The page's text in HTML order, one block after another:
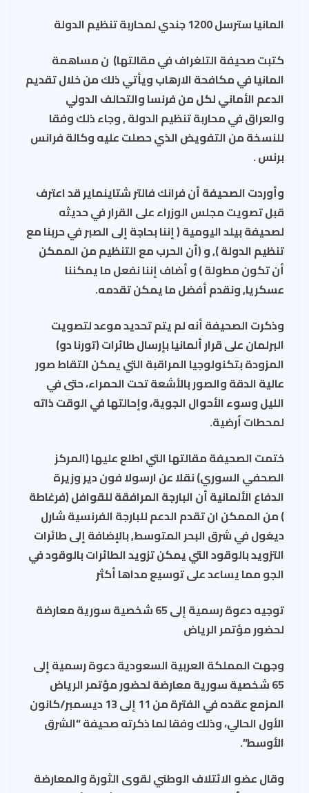
المانيا سترسل 1200 جندي لمحاربة تنظيم الدولة
كتبت صحيفة التلغراف في مقالتها) ن مساهمة
المانيا في مكافحة الارهاب ويأتي ذلك من خلال تقديم
الدعم الأماني لكل من فرنسا والتحالف الدولي
والعراق في محاربة تنظيم الدولة , وجاء ذلك وفقا
للنسخة من التفويض الذي حصلت عليه وكالة فرانس
برنس .
وأوردت الصحيفة أن فرانك فالتر شتاينماير قد اعترف
قبل تصويت مجلس الوزراء على القرار في حديثه
لصحيفة بيلد اليومية ( إننا بحاجة إلى الصبر في حربنا مع
تنظيم الدولة ), و (أن الحرب مع التنظيم من الممكن
أن تكون مطولة ) و أضاف إننا نفعل ما يمكننا
عسكريا, ونقدم أفضل ما يمكن تقدمه.
وذكرت الصحيفة أنه لم يتم تحديد موعد لتصويت
البرلمان على قرار ألمانيا بإرسال طائرات (تورنا دو)
المزودة بتكنولوجيا المراقبة التي يمكن التقاط صور
عالية الدقة والصور بالأشعة تحت الحمراء، حتى في
الليل وسوء الأحوال الجوية، وإحالتها في الوقت ذاته
لمحطات أرضية.
ختمت الصحيفة مقالتها التي اطلع عليها (المركز
الصحفي السوري) نقلا عن ارسولا فون دير وزيرة
الدفاع الألمانية أن البارجة المرافقة للقوافل (فرغاطة
) من الممكن ان تقدم الدعم للبارجة الفرنسية شارل
ديغول في شرق البحر المتوسط, بالإضافة إلى طائرات
التزويد بالوقود التي يمكن تزويد الطائرات بالوقود في
الجو مما يساعد على توسيع مداها أكثر
توجيه دعوة رسمية إلى 65 شخصية سورية معارضة
لحضور مؤتمر الرياض
وجهت المملكة العربية السعودية دعوة رسمية إلى
65 شخصية سورية معارضة لحضور مؤتمر الرياض
المزمع عقده في الفترة من 11 إلى 13 ديسمبر/كانون
الأول الحالي، وذلك وفقا لما ذكرته صحيفة “الشرق
الأوسط”.
وقال عضو الائتلاف الوطني لقوى الثورة والمعارضة